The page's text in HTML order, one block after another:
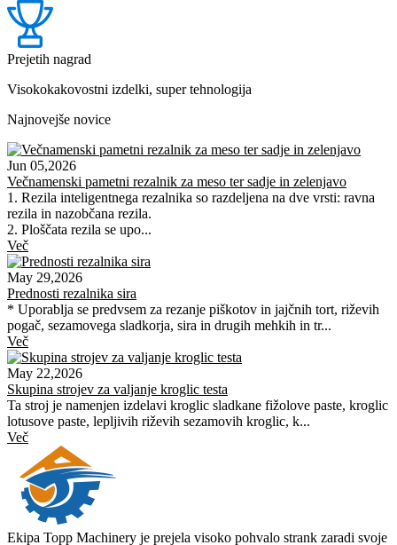
Prejetih nagrad
Visokokakovostni izdelki, super tehnologija
Najnovejše novice
Jun 05,2026
Večnamenski pametni rezalnik za meso ter sadje in zelenjavo
1. Rezila inteligentnega rezalnika so razdeljena na dve vrsti: ravna
rezila in nazobčana rezila.
2. Ploščata rezila se upo...
Več
May 29,2026
Prednosti rezalnika sira
* Uporablja se predvsem za rezanje piškotov in jajčnih tort, riževih
pogač, sezamovega sladkorja, sira in drugih mehkih in tr...
Več
May 22,2026
Skupina strojev za valjanje kroglic testa
Ta stroj je namenjen izdelavi kroglic sladkane fižolove paste, kroglic
lotusove paste, lepljivih riževih sezamovih kroglic, k...
Več
Ekipa Topp Machinery je prejela visoko pohvalo strank zaradi svoje